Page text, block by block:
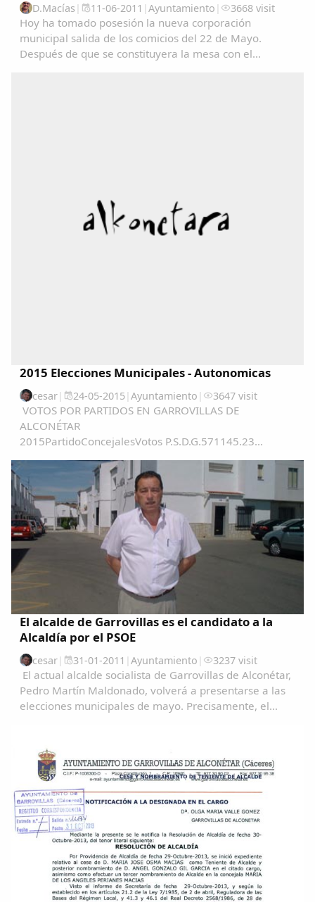
D.Macías | 11-06-2011 | Ayuntamiento | 3668 visit
Hoy ha tomado posesión la nueva corporación
municipal salida de los comicios del 22 de Mayo.
Después de que se constituyera la mesa con el
2015 Elecciones Municipales - Autonomicas
cesar| 24-05-2015| Ayuntamiento | 3647 visit
VOTOS POR PARTIDOS EN GARROVILLAS DE
ALCONÉTAR
2015PartidoConcejalesVotos P.S.D.G.571145.23
El alcalde de Garrovillas es el candidato a la
Alcaldía por el PSOE
cesar| 31-01-2011 | Ayuntamiento | 3237 visit
El actual alcalde socialista de Garrovillas de Alconétar,
Pedro Martín Maldonado, volverá a presentarse a las
elecciones municipales de mayo. Precisamente, el